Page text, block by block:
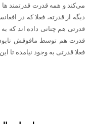
می‌کند و همه قدرت قدرتمند
ديگه از قدرته، فعلا که در
قدرتی هم چنانی داده اند که
قدرت هم توسط مافوقش
فعلا قدرتی به وجود نیامده تا